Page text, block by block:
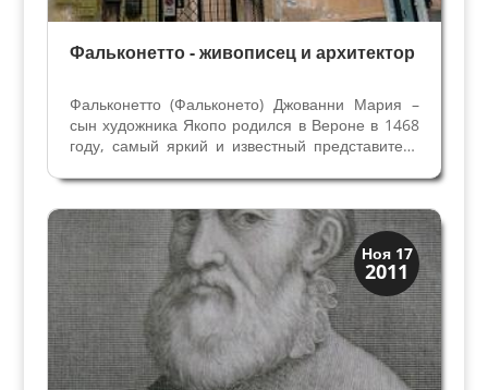
Фальконетто - живописец и архитектор
Фальконетто (Фальконето) Джованни Мария –
сын художника Якопо родился в Вероне в 1468
году, самый яркий и известный представитель
отцом он упоминается в архивных документах в
1472, 1481 и 1491 гг. В Вероне почти всегда...
Ноя 17
2011
Искусство
Художники